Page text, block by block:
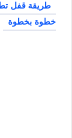
خطوة بخطوة